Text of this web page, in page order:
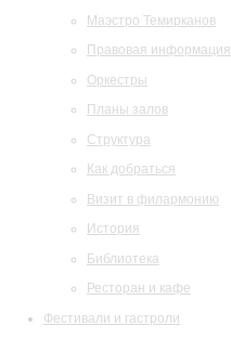
Маэстро Темирканов
Правовая информация
Оркестры
Планы залов
Структура
Как добраться
Визит в филармонию
История
Библиотека
Ресторан и кафе
Фестивали и гастроли